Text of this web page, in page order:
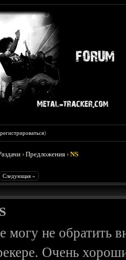
)
›Предложения ›NS
Следующая »
могу не обратить
Очень